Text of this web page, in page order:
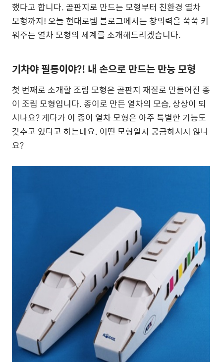
했다고 합니다. 골판지로 만드는 모형부터 친환경 열차
모형까지! 오늘 현대로템 블로그에서는 창의력을 쑥쑥 키
워주는 열차 모형의 세계를 소개해드리겠습니다.
기차야 필통이야?! 내 손으로 만드는 만능 모형
첫 번째로 소개할 조립 모형은 골판지 재질로 만들어진 종
이 조립 모형입니다. 종이로 만든 열차의 모습, 상상이 되
시나요? 게다가 이 종이 열차 모형은 아주 특별한 기능도
갖추고 있다고 하는데요. 어떤 모형일지 궁금하시지 않나
요?